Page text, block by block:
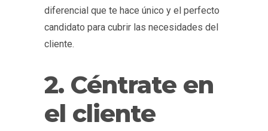
diferencial que te hace único y el perfecto
candidato para cubrir las necesidades del
cliente.
2. Céntrate en
el cliente